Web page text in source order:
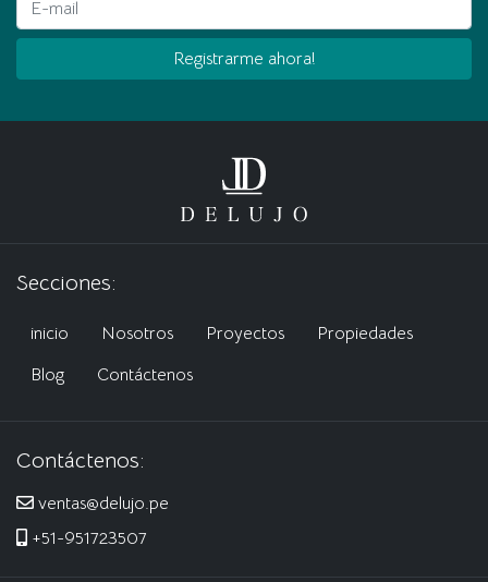
Registrarme ahora!
Secciones:
inicio Nosotros Proyectos
Propiedades
Blog
Contáctenos
Contáctenos:
ventas@delujo.pe
+51-951723507